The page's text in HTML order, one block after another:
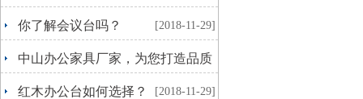
[2018-12-20]
你了解会议台吗？ [2018-11-29]
中山办公家具厂家，为您打造品质
生活 [2018-11-29]
红木办公台如何选择？ [2018-11-29]